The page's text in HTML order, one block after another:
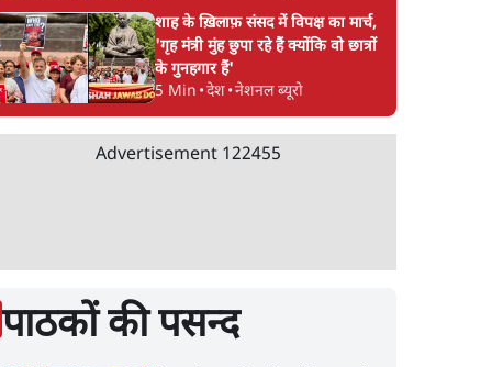
शाह के ख़िलाफ़ संसद में विपक्ष का मार्च,
'गृह मंत्री मुंह छुपा रहे हैं क्योंकि वो छात्रों
के गुनहगार हैं'
5 Min •देश•नेशनल ब्यूरो
Advertisement 122455
पाठकों की पसन्द